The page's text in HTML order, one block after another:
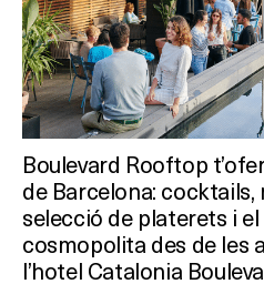
Boulevard Rooftop
de Barcelona: cocktails,
selecció de platerets i
cosmopolita des de les
l’hotel Catalonia